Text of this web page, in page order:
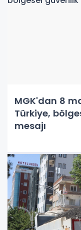
MGK'dan 8
Türkiye,
mesajı